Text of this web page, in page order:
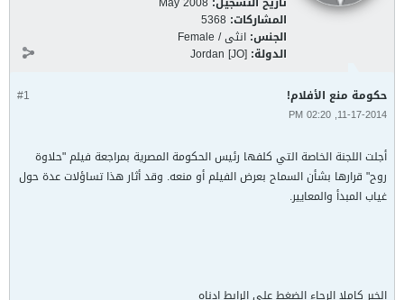
المشاركات: 5368
الجنس: انثى / Female
الدولة: Jordan [JO]
#1 حكومة منع الأفلام!
11-17-2014, 02:20 PM
أجلت اللجنة الخاصة التي كلفها رئيس الحكومة المصرية بمراجعة فيلم "حلاوة
روح" قرارها بشأن السماح بعرض الفيلم أو منعه. وقد أثار هذا تساؤلات عدة حول
غياب المبدأ والمعايير.
الخبر كاملا الرجاء الضغط على الرابط ادناه